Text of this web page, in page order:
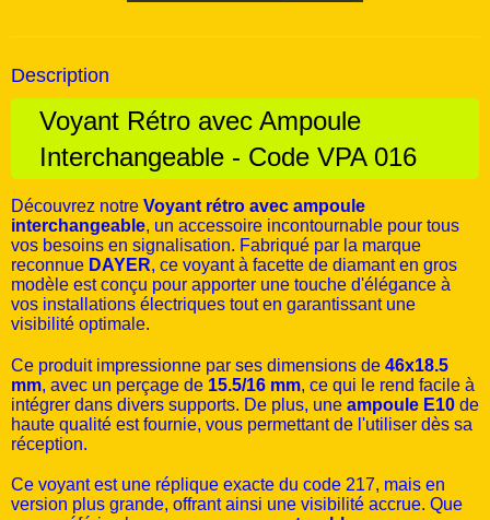
Description
Voyant Rétro avec Ampoule
Interchangeable - Code VPA 016
Découvrez notre Voyant rétro avec ampoule
interchangeable, un accessoire incontournable pour tous
vos besoins en signalisation. Fabriqué par la marque
reconnue DAYER, ce voyant à facette de diamant en gros
modèle est conçu pour apporter une touche d'élégance à
vos installations électriques tout en garantissant une
visibilité optimale.
Ce produit impressionne par ses dimensions de 46x18.5
mm, avec un perçage de 15.5/16 mm, ce qui le rend facile à
intégrer dans divers supports. De plus, une ampoule E10 de
haute qualité est fournie, vous permettant de l'utiliser dès sa
réception.
Ce voyant est une réplique exacte du code 217, mais en
version plus grande, offrant ainsi une visibilité accrue. Que